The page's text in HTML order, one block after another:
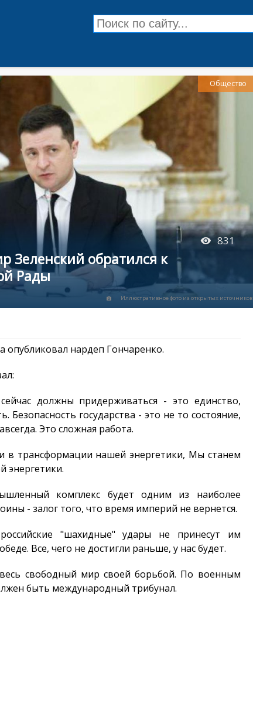
831
Зеленский обратился к
Рады
Иллюстративное фото из открытых источников
Общество
опубликовал нардеп Гончаренко.
должны придерживаться - это единство,
Безопасность государства - это не то состояние,
Это сложная работа.
трансформации нашей энергетики, Мы станем
энергетики.
комплекс будет одним из наиболее
- залог того, что время империй не вернется.
"шахидные" удары не принесут им
Все, чего не достигли раньше, у нас будет.
свободный мир своей борьбой. По военным
быть международный трибунал.